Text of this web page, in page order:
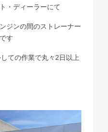
・ディーラーにて
ジンの間のストレーナー
す
ての作業で丸々2日以上